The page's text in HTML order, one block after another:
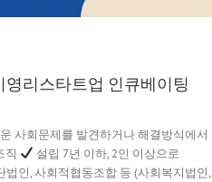
리스타트업 인큐베이팅
사회문제를 발견하거나 해결방식에서
직
설립 7년 이하, 2인 이상으로
인, 사회적협동조합 등 (사회복지법인,